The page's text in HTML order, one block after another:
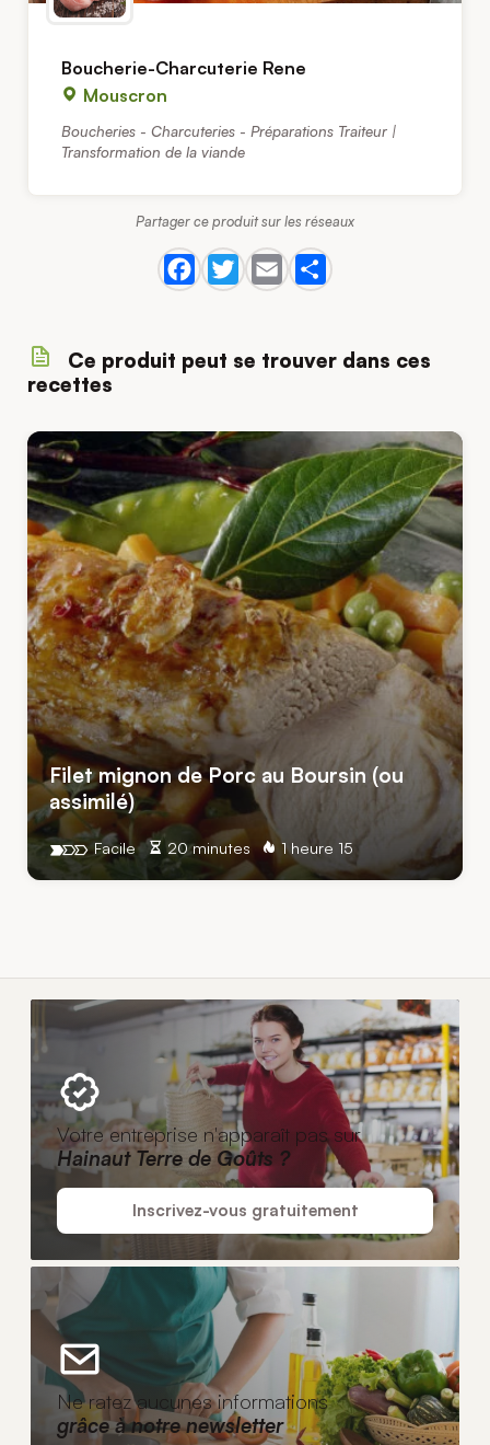
Boucherie-Charcuterie Rene
Mouscron
Boucheries - Charcuteries - Préparations Traiteur |
Transformation de la viande
Partager ce produit sur les réseaux
Ce produit peut se trouver dans ces
recettes
Filet mignon de Porc au Boursin (ou
assimilé)
20 minutes 1 heure 15
Facile
Votre entreprise n'apparaît pas sur
Hainaut Terre de Goûts ?
Inscrivez-vous gratuitement
Ne ratez aucunes informations
grâce à notre newsletter